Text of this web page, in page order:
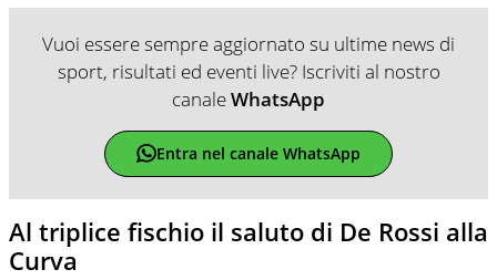
Vuoi essere sempre aggiornato su ultime news di
sport, risultati ed eventi live? Iscriviti al nostro
canaleWhatsApp
Entra nel canale WhatsApp
Al triplice fischio il saluto di De Rossi alla
Curva